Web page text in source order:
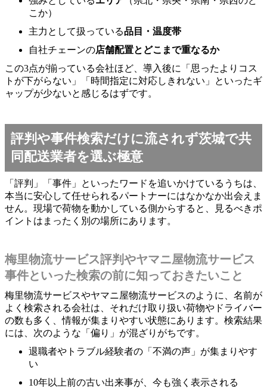
こか）
主力として扱っている品目・温度帯
自社チェーンの店舗配置とどこまで重なるか
この3点が揃っている会社ほど、導入後に「思ったよりコス
トが下がらない」「時間指定に対応しきれない」といったギ
ャップが少ないと感じるはずです。
評判や事件検索だけに流されず茨城で共
同配送業者を選ぶ極意
「評判」「事件」といったワードを追いかけているうちは、
本当に安心して任せられるパートナーにはなかなか出会えま
せん。現場で荷物を動かしている側からすると、見るべきポ
イントはまったく別の場所にあります。
梅里物流サービス評判やヤマニ屋物流サービス
事件といった検索の前に知っておきたいこと
梅里物流サービスやヤマニ屋物流サービスのように、名前が
よく検索される会社は、それだけ取り扱い荷物やドライバー
の数も多く、情報が集まりやすい状態にあります。検索結果
には、次のような「偏り」が混ざりがちです。
退職者やトラブル経験者の「不満の声」が集まりやす
い
10年以上前の古い出来事が、今も強く表示される